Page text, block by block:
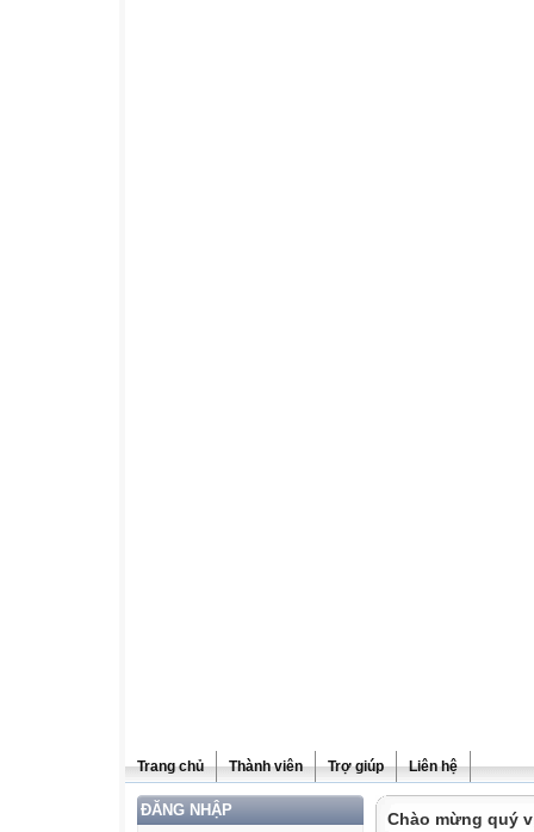
Trang chủ Thành viên Trợ giúp Liên hệ
ĐĂNG NHẬP Chào mừng quý